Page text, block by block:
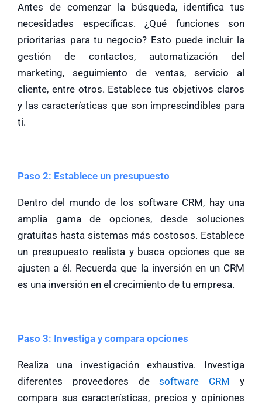
Antes de comenzar la búsqueda, identifica tus
necesidades específicas. ¿Qué funciones son
prioritarias para tu negocio? Esto puede incluir la
gestión de contactos, automatización del
marketing, seguimiento de ventas, servicio al
cliente, entre otros. Establece tus objetivos claros
y las características que son imprescindibles para
ti.
Paso 2: Establece un presupuesto
Dentro del mundo de los software CRM, hay una
amplia gama de opciones, desde soluciones
gratuitas hasta sistemas más costosos. Establece
un presupuesto realista y busca opciones que se
ajusten a él. Recuerda que la inversión en un CRM
es una inversión en el crecimiento de tu empresa.
Paso 3: Investiga y compara opciones
Realiza una investigación exhaustiva. Investiga
diferentes proveedores desoftware CRM y
compara sus características, precios y opiniones